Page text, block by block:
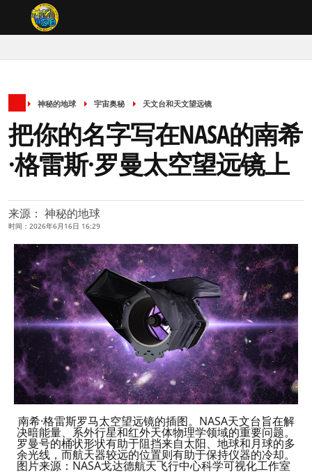
神秘的地球 宇宙奥秘 天文台和天文望远镜
把你的名字写在NASA的南希
·格雷斯·罗曼太空望远镜上
来源： 神秘的地球
时间：2026年6月16日 16:29
南希·格雷斯罗马太空望远镜的插图。NASA天文台旨在解
决暗能量、系外行星和红外天体物理学领域的重要问题。
罗曼号的桶状形状有助于阻挡来自太阳、地球和月球的多
余光线，而航天器较远的位置则有助于保持仪器的冷却。
图片来源：NASA戈达德航天飞行中心科学可视化工作室